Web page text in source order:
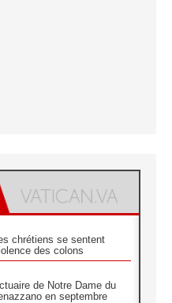
chrétiens se sentent
des colons
de Notre Dame du
en septembre